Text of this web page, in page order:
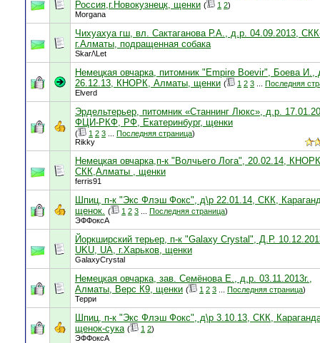
Россия,г.Новокузнецк, щенки ( 1 2)
Morgana
Чихуахуа гш, вл. Сактаганова Р.А., д.р. 04.09.2013,
г.Алматы, подращенная собака
Skar/\Let
Немецкая овчарка, питомник "Empire Boevir", Боева И.,
26.12.13, КНОРК, Алматы, щенки ( 1 2 3
Последняя
Elverd
Эрдельтерьер, питомник «Станнинг Люкс», д.р.
ФЦИ-РКФ, РФ, Екатеринбург, щенки
( 1 2 3 Последняя страница)
Rikky
Немецкая овчарка,п-к "Волчьего Лога", 20.02.14,
СКК,Алматы , щенки
ferris91
Шпиц, п-к "Экс Флэш Фокс", д\р 22.01.14, СКК,
щенок. ( 1 2 3 Последняя страница)
ЭФФоксА
Йоркширский терьер, п-к "Galaxy Crystal", Д.Р.
UKU, UA, г.Харьков, щенки
GalaxyCrystal
Немецкая овчарка, зав. Семёнова Е., д.р. 03.11.2013г.,
Алматы, Верс К9, щенки ( 1 2 3 Последняя страница)
Терри
Шпиц, п-к "Экс Флэш Фокс", д\р 3.10.13, СКК,
щенок-сука ( 1 2)
ЭФФоксА